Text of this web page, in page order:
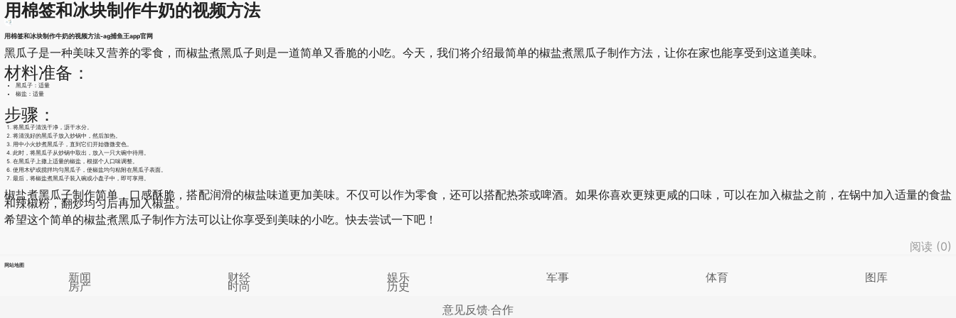
用棉签和冰块制作牛奶的视频方法
用棉签和冰块制作牛奶的视频方法-ag捕鱼王app官网
黑瓜子是一种美味又营养的零食，而椒盐煮黑瓜子则是一道简单又香脆的小吃。今天，我们将介绍最简单的椒盐煮黑瓜子制作方法，让你在家也能享受到这道美味。
材料准备：
黑瓜子：适量
椒盐：适量
步骤：
将黑瓜子清洗干净，沥干水分。
将清洗好的黑瓜子放入炒锅中，然后加热。
用中小火炒煮黑瓜子，直到它们开始微微变色。
此时，将黑瓜子从炒锅中取出，放入一只大碗中待用。
在黑瓜子上撒上适量的椒盐，根据个人口味调整。
使用木铲或搅拌均匀黑瓜子，使椒盐均匀粘附在黑瓜子表面。
最后，将椒盐煮黑瓜子装入碗或小盘子中，即可享用。
椒盐煮黑瓜子制作简单，口感酥脆，搭配润滑的椒盐味道更加美味。不仅可以作为零食，还可以搭配热茶或啤酒。如果你喜欢更辣更咸的口味，可以在加入椒盐之前，在锅中加入适量的食盐
和辣椒粉，翻炒均匀后再加入椒盐。
希望这个简单的椒盐煮黑瓜子制作方法可以让你享受到美味的小吃。快去尝试一下吧！
阅读 (0)
网站地图
新闻 财经 娱乐 军事 体育 图库
房产 时尚
历史
意见反馈 合作